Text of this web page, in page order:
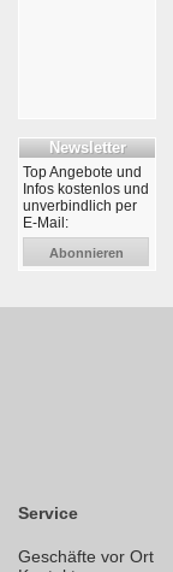
Newsletter
Top Angebote und
Infos kostenlos und
unverbindlich per
E-Mail:
Abonnieren
Service
Geschäfte vor Ort